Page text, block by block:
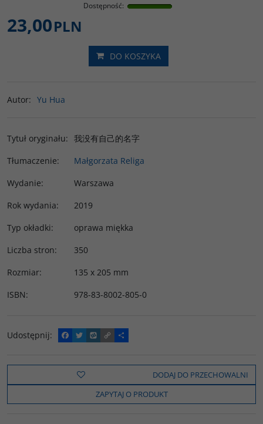
Dostępność:
23,00PLN
DO KOSZYKA
Autor: Yu Hua
Tytuł oryginału: 我没有自己的名字
Tłumaczenie:
Małgorzata Religa
Wydanie:
Warszawa
Rok wydania:
2019
Typ okładki:
oprawa miękka
Liczba stron:
350
Rozmiar:
135 x 205 mm
ISBN: 978-83-8002-805-0
Udostępnij:
F
a
e
o
k
T
w
t
t
e
W
y
o
C
o
y
i
n
k
P
o
z
e
l
s
DODAJ DO PRZECHOWALNI
ZAPYTAJ O PRODUKT